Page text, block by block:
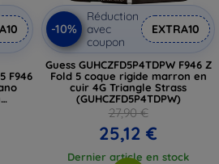
F946
-10%
Réduction
avec
coupon
EXTRA10
Guess GUHCZFD5P4TDPW F946 Z
Fold 5 coque rigide marron en
cuir 4G Triangle Strass
(GUHCZFD5P4TDPW)
27,90 €
25,12 €
Dernier article en stock